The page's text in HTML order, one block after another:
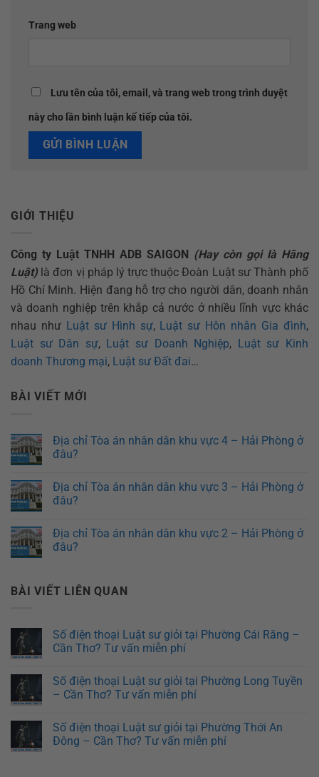
Trang web
Lưu tên của tôi, email, và trang web trong trình duyệt
này cho lần bình luận kế tiếp của tôi.
GIỚI THIỆU
Công ty Luật TNHH ADB SAIGON (Hay còn gọi là Hãng
Luật) là đơn vị pháp lý trực thuộc Đoàn Luật sư Thành phố
Hồ Chí Minh. Hiện đang hỗ trợ cho người dân, doanh nhân
và doanh nghiệp trên khắp cả nước ở nhiều lĩnh vực khác
nhau như Luật sư Hình sự, Luật sư Hôn nhân Gia đình,
Luật sư Dân sự, Luật sư Doanh Nghiệp, Luật sư Kinh
doanh Thương mại, Luật sư Đất đai…
BÀI VIẾT MỚI
Địa chỉ Tòa án nhân dân khu vực 4 – Hải Phòng ở
đâu?
Địa chỉ Tòa án nhân dân khu vực 3 – Hải Phòng ở
đâu?
Địa chỉ Tòa án nhân dân khu vực 2 – Hải Phòng ở
đâu?
BÀI VIẾT LIÊN QUAN
Số điện thoại Luật sư giỏi tại Phường Cái Răng –
Cần Thơ? Tư vấn miễn phí
Số điện thoại Luật sư giỏi tại Phường Long Tuyền
– Cần Thơ? Tư vấn miễn phí
Số điện thoại Luật sư giỏi tại Phường Thới An
Đông – Cần Thơ? Tư vấn miễn phí